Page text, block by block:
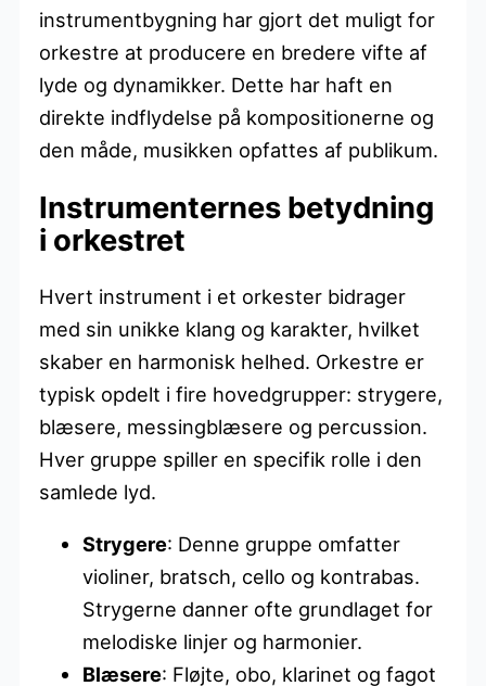
instrumentbygning har gjort det muligt for
orkestre at producere en bredere vifte af
lyde og dynamikker. Dette har haft en
direkte indflydelse på kompositionerne og
den måde, musikken opfattes af publikum.
Instrumenternes betydning
i orkestret
Hvert instrument i et orkester bidrager
med sin unikke klang og karakter, hvilket
skaber en harmonisk helhed. Orkestre er
typisk opdelt i fire hovedgrupper: strygere,
blæsere, messingblæsere og percussion.
Hver gruppe spiller en specifik rolle i den
samlede lyd.
Strygere: Denne gruppe omfatter
violiner, bratsch, cello og kontrabas.
Strygerne danner ofte grundlaget for
melodiske linjer og harmonier.
Blæsere: Fløjte, obo, klarinet og fagot